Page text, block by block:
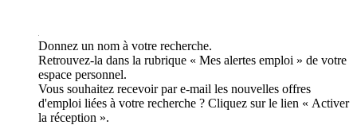
Donnez un nom à votre recherche.
Retrouvez-la dans la rubrique « Mes alertes emploi » de votre
espace personnel.
Vous souhaitez recevoir par e-mail les nouvelles offres
d'emploi liées à votre recherche ? Cliquez sur le lien « Activer
la réception ».